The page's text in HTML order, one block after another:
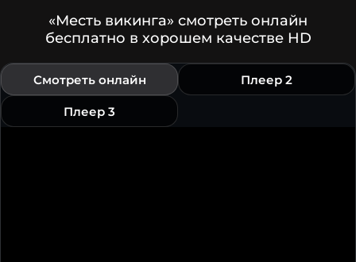
«Месть викинга» смотреть онлайн
бесплатно в хорошем качестве HD
Смотреть онлайн Плеер 2
Плеер 3